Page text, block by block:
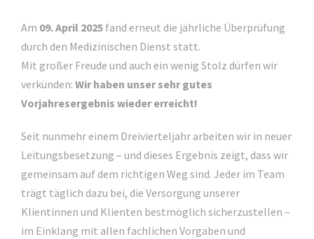
Am 09. April 2025 fand erneut die jährliche Überprüfung
durch den Medizinischen Dienst statt.
Mit großer Freude und auch ein wenig Stolz dürfen wir
verkünden: Wir haben unser sehr gutes
Vorjahresergebnis wieder erreicht!
Seit nunmehr einem Dreivierteljahr arbeiten wir in neuer
Leitungsbesetzung – und dieses Ergebnis zeigt, dass wir
gemeinsam auf dem richtigen Weg sind. Jeder im Team
trägt täglich dazu bei, die Versorgung unserer
Klientinnen und Klienten bestmöglich sicherzustellen –
im Einklang mit allen fachlichen Vorgaben und